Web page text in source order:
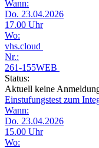
Wann:
Do. 23.04.2026
17.00 Uhr
Wo:
vhs.cloud
Nr.:
261-155WEB
Status:
Aktuell keine
Einstufungstest zum
Wann:
Do. 23.04.2026
15.00 Uhr
Wo: